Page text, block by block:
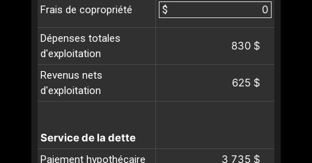
Frais de copropriété $
Dépenses totales
d'exploitation
830 $
Revenus nets
d'exploitation
625 $
Service de la dette
Paiement hypothécaire 3 735 $